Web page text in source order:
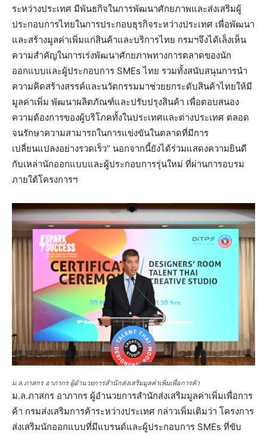
ระหว่างประเทศ มีพันธกิจในการพัฒนาศักยภาพและส่งเสริมผู้
ประกอบการไทยในการประกอบธุรกิจระหว่างประเทศ เพื่อพัฒนา
และสร้างมูลค่าเพิ่มแก่สินค้าและบริการไทย กรมฯจึงได้เล็งเห็น
ความสำคัญในการเร่งพัฒนาศักยภาพทางการตลาดของนัก
ออกแบบและผู้ประกอบการ SMEs ไทย รวมทั้งสนับสนุนการนำ
ความคิดสร้างสรรค์และนวัตกรรมมาช่วยยกระดับสินค้าไทยให้มี
มูลค่าเพิ่ม พัฒนาผลิตภัณฑ์และปรับปรุงสินค้า เพื่อตอบสนอง
ความต้องการของผู้บริโภคทั้งในประเทศและต่างประเทศ ตลอด
จนรักษาความสามารถในการแข่งขันในตลาดที่มีการ
เปลี่ยนแปลงอย่างรวดเร็ว” นอกจากนี้ยังได้ร่วมแสดงความยินดี
กับเหล่านักออกแบบและผู้ประกอบการรุ่นใหม่ ที่ผ่านการอบรม
ภายใต้โครงการฯ
ม.ล.ภาสกร อาภากร ผู้อำนวยการสำนักส่งเสริมมูลค่าเพิ่มเพื่อการค้า
ม.ล.ภาสกร อาภากร ผู้อำนวยการสำนักส่งเสริมมูลค่าเพิ่มเพื่อการ
ค้า กรมส่งเสริมการค้าระหว่างประเทศ กล่าวเพิ่มเติมว่า โครงการ
ส่งเสริมนักออกแบบที่มีแบรนด์และผู้ประกอบการ SMEs ที่ขับ